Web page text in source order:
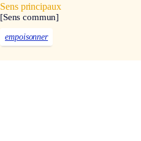
Sens principaux
[Sens commun]
empoisonner